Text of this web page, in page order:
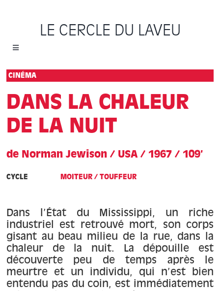
LE CERCLE DU LAVEU
Toggle
Accueil
Cycles
Programme
À propos
Contact
CINÉMA
DANS LA CHALEUR
DE LA NUIT
de Norman Jewison / USA / 1967 / 109’
CYCLE MOITEUR / TOUFFEUR
Dans l’État du Mississippi, un riche
industriel est retrouvé mort, son corps
gisant au beau milieu de la rue, dans la
chaleur de la nuit. La dépouille est
découverte peu de temps après le
meurtre et un individu, qui n’est bien
entendu pas du coin, est immédiatement